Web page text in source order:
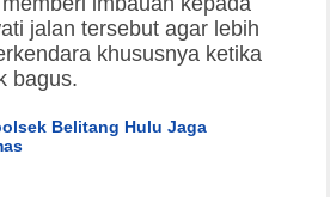
jalan tersebut agar lebih
khususnya ketika
bagus.
Belitang Hulu Jaga